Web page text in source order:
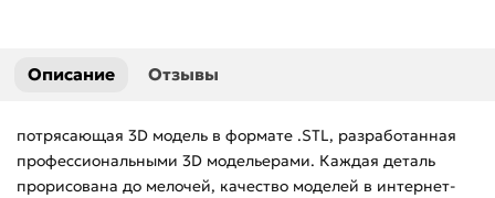
Фасады
Описание Отзывы
потрясающая 3D модель в формате .STL, разработанная
профессиональными 3D модельерами. Каждая деталь
прорисована до мелочей, качество моделей в интернет-